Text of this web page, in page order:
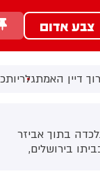
צבע אדום
דיין האמתגלריות
רונן בר
לזכרו של